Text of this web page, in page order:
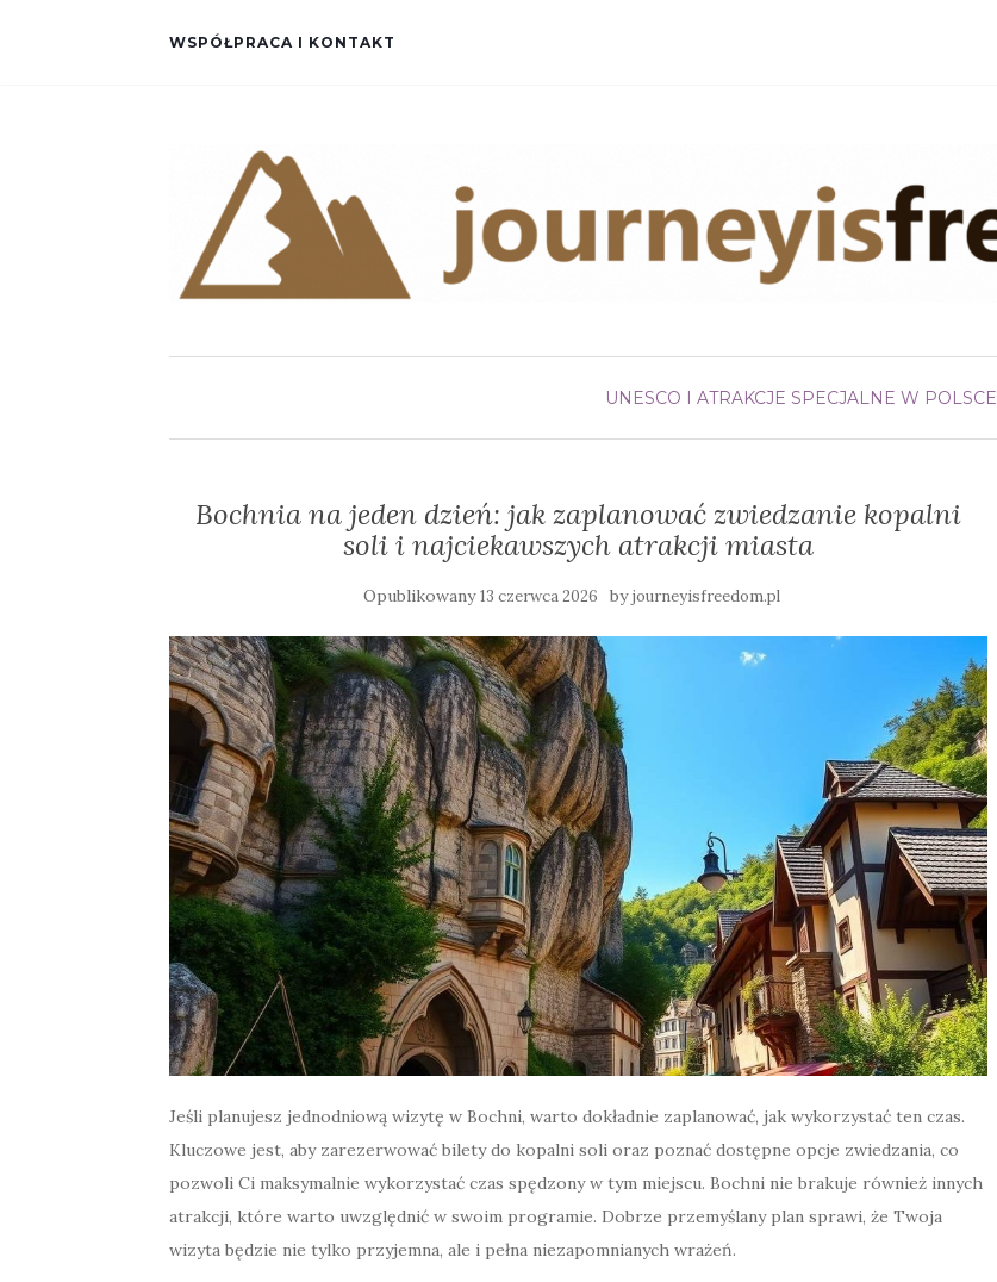
WSPÓŁPRACA I KONTAKT
UNESCO I ATRAKCJE SPECJALNE W POLSCE
Bochnia na jeden dzień: jak zaplanować zwiedzanie kopalni
soli i najciekawszych atrakcji miasta
Opublikowany13 czerwca 2026 byjourneyisfreedom.pl
Jeśli planujesz jednodniową wizytę w Bochni, warto dokładnie zaplanować, jak wykorzystać ten czas.
Kluczowe jest, aby zarezerwować bilety do kopalni soli oraz poznać dostępne opcje zwiedzania, co
pozwoli Ci maksymalnie wykorzystać czas spędzony w tym miejscu. Bochni nie brakuje również innych
atrakcji, które warto uwzględnić w swoim programie. Dobrze przemyślany plan sprawi, że Twoja
wizyta będzie nie tylko przyjemna, ale i pełna niezapomnianych wrażeń.